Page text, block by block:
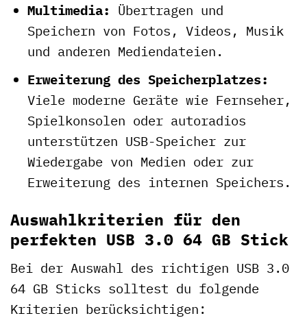
Multimedia: Übertragen und
Speichern von Fotos, Videos, Musik
und anderen Mediendateien.
Erweiterung des Speicherplatzes:
Viele moderne Geräte wie Fernseher,
Spielkonsolen oder autoradios
unterstützen USB-Speicher zur
Wiedergabe von Medien oder zur
Erweiterung des internen Speichers.
Auswahlkriterien für den
perfekten USB 3.0 64 GB Stick
Bei der Auswahl des richtigen USB 3.0
64 GB Sticks solltest du folgende
Kriterien berücksichtigen: